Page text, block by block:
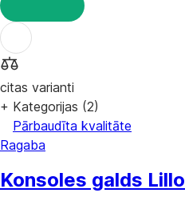
LIKT GROZĀ
citas varianti
+ Kategorijas (2)
Pārbaudīta kvalitāte
Ragaba
Konsoles galds Lillo